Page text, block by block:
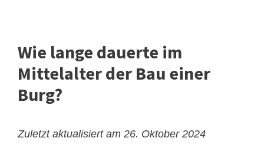
Wie lange dauerte im
Mittelalter der Bau einer
Burg?
Zuletzt aktualisiert am 26. Oktober 2024